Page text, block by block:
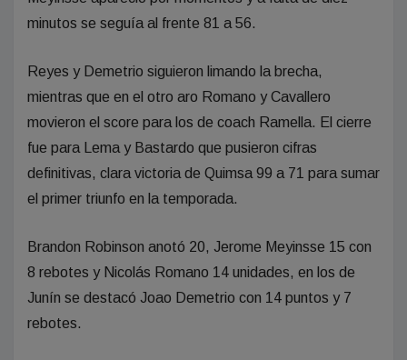
minutos se seguía al frente 81 a 56.
Reyes y Demetrio siguieron limando la brecha,
mientras que en el otro aro Romano y Cavallero
movieron el score para los de coach Ramella. El cierre
fue para Lema y Bastardo que pusieron cifras
definitivas, clara victoria de Quimsa 99 a 71 para sumar
el primer triunfo en la temporada.
Brandon Robinson anotó 20, Jerome Meyinsse 15 con
8 rebotes y Nicolás Romano 14 unidades, en los de
Junín se destacó Joao Demetrio con 14 puntos y 7
rebotes.